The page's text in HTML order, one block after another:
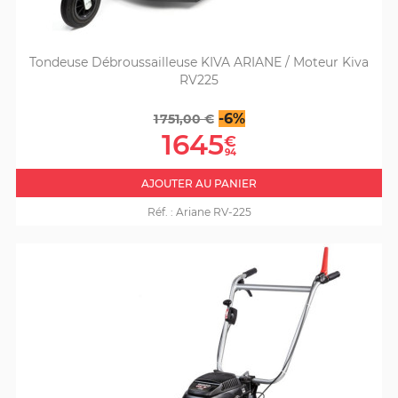
Tondeuse Débroussailleuse KIVA ARIANE / Moteur Kiva
RV225
Prix
de
base
1 751,00 € -6%Prix
1645€
94
AJOUTER AU PANIER
Réf. : Ariane RV-225